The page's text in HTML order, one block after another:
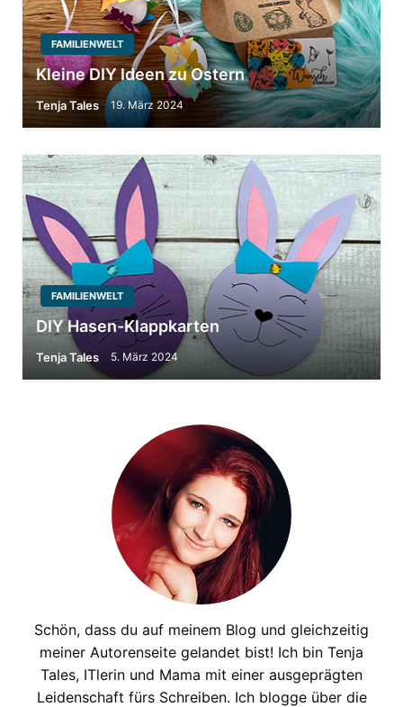
FAMILIENWELT
Kleine DIY Ideen zu Ostern
Tenja Tales 19. März 2024
FAMILIENWELT
DIY Hasen-Klappkarten
Tenja Tales 5. März 2024
Schön, dass du auf meinem Blog und gleichzeitig
meiner Autorenseite gelandet bist! Ich bin Tenja
Tales, ITlerin und Mama mit einer ausgeprägten
Leidenschaft fürs Schreiben. Ich blogge über die